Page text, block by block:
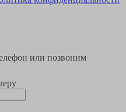
или позвоним